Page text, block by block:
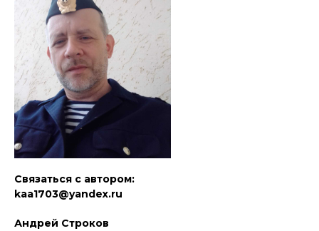
Связаться с автором:
kaa1703@yandex.ru
Андрей Строков